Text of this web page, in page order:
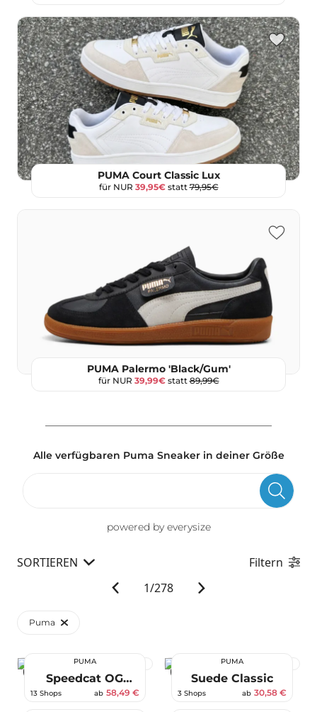
PUMA Court Classic Lux
für NUR 39,95€statt79,95€
PUMA Palermo 'Black/Gum'
für NUR 39,99€statt89,99€
Alle verfügbaren Puma Sneaker in deiner Größe
powered by everysize
SORTIEREN
Filtern
1/278
Puma
-47 %
PUMA
Speedcat OG
Turnschuhe
13 Shops ab 58,49 €
-66 %
PUMA
Suede Classic
3 Shops ab 30,58 €